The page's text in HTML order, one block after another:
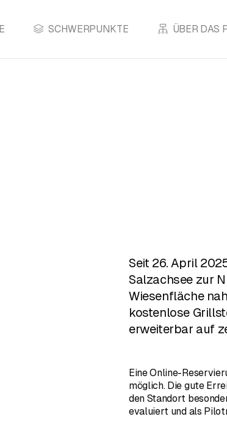
SCHWERPUNKTE ÜBER DAS
Seit 26. April
Salzachsee zur
Wiesenfläche
kostenlose
erweiterbar auf
Eine Online-
möglich. Die gute
den Standort
evaluiert und als